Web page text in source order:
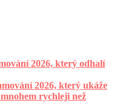
2026, který odhalí
2026, který ukáže
rychleji než